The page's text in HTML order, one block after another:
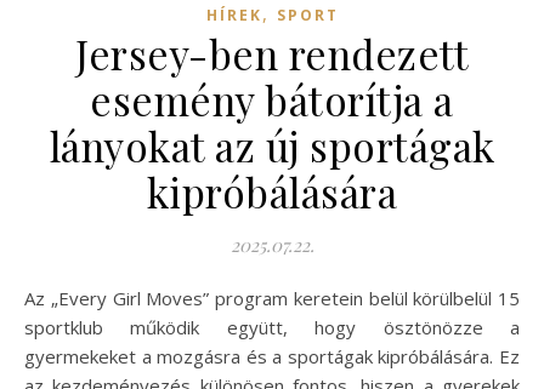
HÍREK, SPORT
Jersey-ben rendezett
esemény bátorítja a
lányokat az új sportágak
kipróbálására
2025.07.22.
Az „Every Girl Moves” program keretein belül körülbelül 15
sportklub működik együtt, hogy ösztönözze a
gyermekeket a mozgásra és a sportágak kipróbálására. Ez